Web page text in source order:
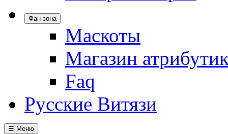
Фан-зона
Маскоты
Магазин
Faq
Русские Витязи
☰ Меню